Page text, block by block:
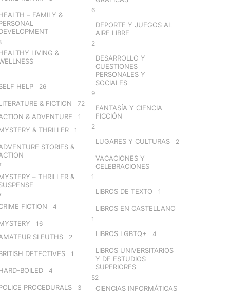
– FAMILY &
LIVING &
HELP 26
& FICTION 72
& ADVENTURE 1
& THRILLER 1
STORIES &
– THRILLER &
FICTION 4
16
SLEUTHS 2
DETECTIVES 1
BOILED 4
PROCEDURALS 3
6
DEPORTE Y JUEGOS AL
AIRE LIBRE
2
DESARROLLO Y
CUESTIONES
PERSONALES Y
SOCIALES
9
FANTASÍA Y CIENCIA
FICCIÓN
2
LUGARES Y CULTURAS 2
VACACIONES Y
CELEBRACIONES
1
LIBROS DE TEXTO 1
LIBROS EN CASTELLANO
1
LIBROS LGBTQ+ 4
LIBROS UNIVERSITARIOS
Y DE ESTUDIOS
SUPERIORES
52
CIENCIAS INFORMÁTICAS